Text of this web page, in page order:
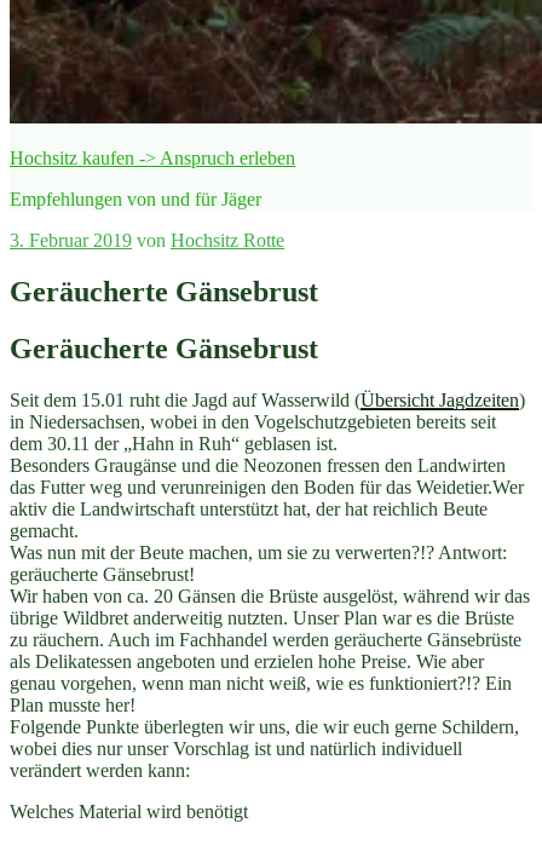
Hochsitz kaufen -> Anspruch erleben
Empfehlungen von und für Jäger
Veröffentlicht
3. Februar 2019 von Hochsitz Rotte
Geräucherte Gänsebrust
Geräucherte Gänsebrust
Seit dem 15.01 ruht die Jagd auf Wasserwild (Übersicht Jagdzeiten)
in Niedersachsen, wobei in den Vogelschutzgebieten bereits seit
dem 30.11 der „Hahn in Ruh“ geblasen ist.
Besonders Graugänse und die Neozonen fressen den Landwirten
das Futter weg und verunreinigen den Boden für das Weidetier.Wer
aktiv die Landwirtschaft unterstützt hat, der hat reichlich Beute
gemacht.
Was nun mit der Beute machen, um sie zu verwerten?!? Antwort:
geräucherte Gänsebrust!
Wir haben von ca. 20 Gänsen die Brüste ausgelöst, während wir das
übrige Wildbret anderweitig nutzten. Unser Plan war es die Brüste
zu räuchern. Auch im Fachhandel werden geräucherte Gänsebrüste
als Delikatessen angeboten und erzielen hohe Preise. Wie aber
genau vorgehen, wenn man nicht weiß, wie es funktioniert?!? Ein
Plan musste her!
Folgende Punkte überlegten wir uns, die wir euch gerne Schildern,
wobei dies nur unser Vorschlag ist und natürlich individuell
verändert werden kann:
Welches Material wird benötigt